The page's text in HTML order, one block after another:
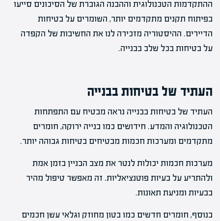
ההתקדמות הטכנולוגית וההבנה הגוברת של הסיכונים סייעו
בפיתוח תקנים מתקדמים יותר, השומרים על בטיחות
הדיירים. ההיסטוריה מזכירה לנו את החשיבות של הקפדה
על בטיחות בכל שלב בבנייה.
העתיד של בטיחות בבנייה
העתיד של בטיחות בבנייה נראה מבטיח עם התפתחות
הטכנולוגיה והמדע. חידושים כמו בנייה ירוקה, חומרים
מתקדמים ומערכות חכמות מבטיחים בטיחות גבוהה יותר.
מערכות חכמות יכולות לנטר את מצב הבניין בזמן אמת
ולהתריע על בעיות פוטנציאליות. זה מאפשר טיפול מהיר
בבעיות ומניעת תאונות.
בנוסף, חומרים חדשים כמו בטון מחוזק וגלאי עשן חכמים